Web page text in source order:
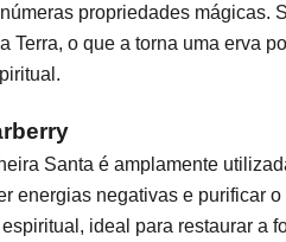
propriedades mágicas.
Terra, o que a torna uma erva
Santa é amplamente
energias negativas e purificar o
ideal para restaurar a